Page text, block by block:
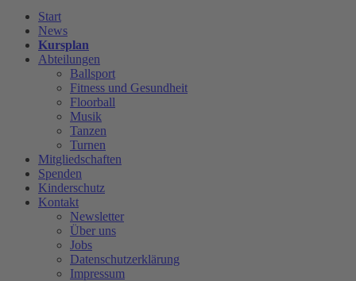
Start
News
Kursplan
Abteilungen
Ballsport
Fitness und Gesundheit
Floorball
Musik
Tanzen
Turnen
Mitgliedschaften
Spenden
Kinderschutz
Kontakt
Newsletter
Über uns
Jobs
Datenschutzerklärung
Impressum